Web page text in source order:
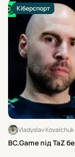
Кіберспорт
Vladyslav Kovalchuk
BC.Game під TaZ